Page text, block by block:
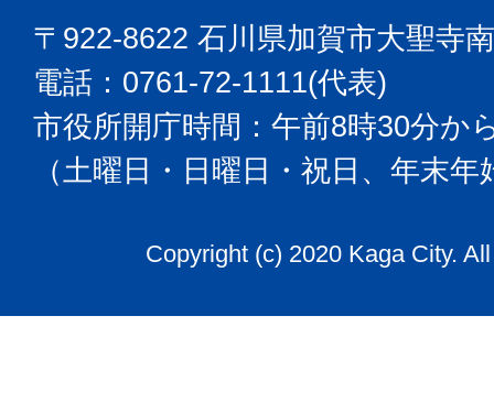
〒922-8622 石川県加賀市大聖寺
電話：0761-72-1111(代表)
市役所開庁時間：午前8時30分か
（土曜日・日曜日・祝日、年末
Copyright (c) 2020 Kaga City.